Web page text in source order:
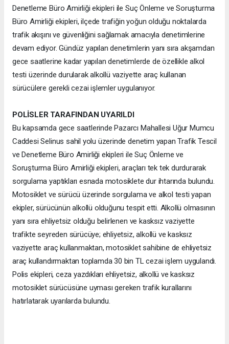
Denetleme Büro Amirliği ekipleri ile Suç Önleme ve Soruşturma
Büro Amirliği ekipleri, ilçede trafiğin yoğun olduğu noktalarda
trafik akışını ve güvenliğini sağlamak amacıyla denetimlerine
devam ediyor. Gündüz yapılan denetimlerin yanı sıra akşamdan
gece saatlerine kadar yapılan denetimlerde de özellikle alkol
testi üzerinde durularak alkollü vaziyette araç kullanan
sürücülere gerekli cezai işlemler uygulanıyor.
POLİSLER TARAFINDAN UYARILDI
Bu kapsamda gece saatlerinde Pazarcı Mahallesi Uğur Mumcu
Caddesi Selinus sahil yolu üzerinde denetim yapan Trafik Tescil
ve Denetleme Büro Amirliği ekipleri ile Suç Önleme ve
Soruşturma Büro Amirliği ekipleri, araçları tek tek durdurarak
sorgulama yaptıkları esnada motosiklete dur ihtarında bulundu.
Motosiklet ve sürücü üzerinde sorgulama ve alkol testi yapan
ekipler, sürücünün alkollü olduğunu tespit etti. Alkollü olmasının
yanı sıra ehliyetsiz olduğu belirlenen ve kasksız vaziyette
trafikte seyreden sürücüye; ehliyetsiz, alkollü ve kasksız
vaziyette araç kullanmaktan, motosiklet sahibine de ehliyetsiz
araç kullandırmaktan toplamda 30 bin TL cezai işlem uygulandı.
Polis ekipleri, ceza yazdıkları ehliyetsiz, alkollü ve kasksız
motosiklet sürücüsüne uyması gereken trafik kurallarını
hatırlatarak uyarılarda bulundu.